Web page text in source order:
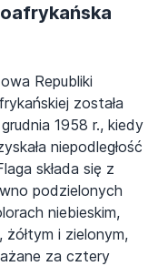
Republiki
została
1958 r., kiedy
niepodległość
składa się z
podzielonych
niebieskim,
żółtym i zielonym,
za cztery